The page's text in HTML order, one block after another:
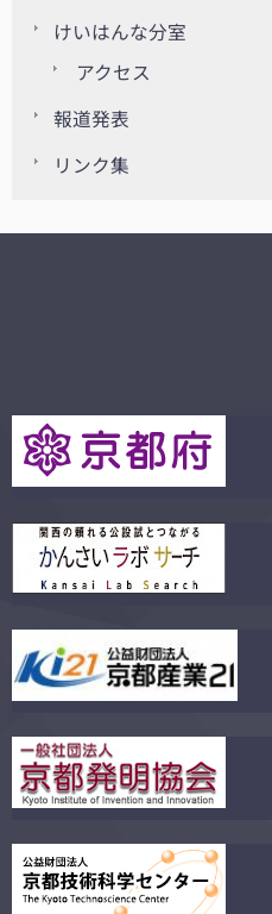
けいはんな分室
アクセス
報道発表
リンク集